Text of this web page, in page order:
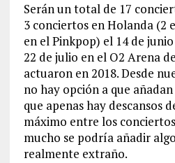
Serán un total de 17
3 conciertos en Holanda (2
en el Pinkpop) el 14 de
22 de julio en el O2 Arena
actuaron en 2018. Desde
no hay opción a que
que apenas hay descansos
máximo entre los
mucho se podría añadir
realmente extraño.